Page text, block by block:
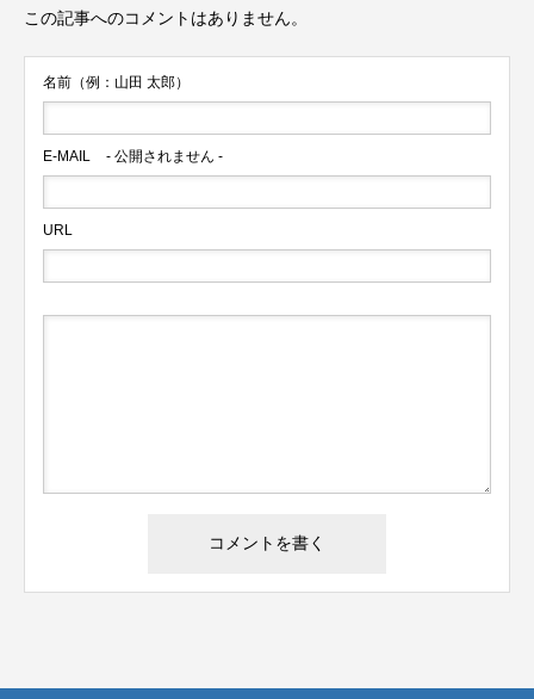
この記事へのコメントはありません。
名前（例：山田 太郎）
E-MAIL - 公開されません -
URL